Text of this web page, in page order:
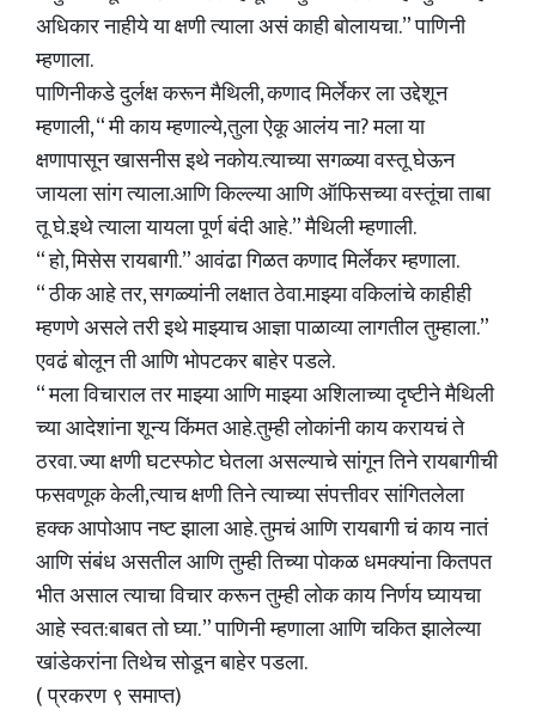
अधिकार नाहीये या क्षणी त्याला असं काही बोलायचा.” पाणिनी
म्हणाला.
पाणिनीकडे दुर्लक्ष करून मैथिली, कणाद मिर्लेकर ला उद्देशून
म्हणाली, “ मी काय म्हणाल्ये,तुला ऐकू आलंय ना? मला या
क्षणापासून खासनीस इथे नकोय.त्याच्या सगळ्या वस्तू घेऊन
जायला सांग त्याला.आणि किल्ल्या आणि ऑफिसच्या वस्तूंचा ताबा
तू घे.इथे त्याला यायला पूर्ण बंदी आहे.” मैथिली म्हणाली.
“ हो, मिसेस रायबागी.” आवंढा गिळत कणाद मिर्लेकर म्हणाला.
“ ठीक आहे तर, सगळ्यांनी लक्षात ठेवा.माझ्या वकिलांचे काहीही
म्हणणे असले तरी इथे माझ्याच आज्ञा पाळाव्या लागतील तुम्हाला.”
एवढं बोलून ती आणि भोपटकर बाहेर पडले.
“ मला विचाराल तर माझ्या आणि माझ्या अशिलाच्या दृष्टीने मैथिली
च्या आदेशांना शून्य किंमत आहे.तुम्ही लोकांनी काय करायचं ते
ठरवा. ज्या क्षणी घटस्फोट घेतला असल्याचे सांगून तिने रायबागीची
फसवणूक केली,त्याच क्षणी तिने त्याच्या संपत्तीवर सांगितलेला
हक्क आपोआप नष्ट झाला आहे. तुमचं आणि रायबागी चं काय नातं
आणि संबंध असतील आणि तुम्ही तिच्या पोकळ धमक्यांना कितपत
भीत असाल त्याचा विचार करून तुम्ही लोक काय निर्णय घ्यायचा
आहे स्वत:बाबत तो घ्या. ” पाणिनी म्हणाला आणि चकित झालेल्या
खांडेकरांना तिथेच सोडून बाहेर पडला.
( प्रकरण ९ समाप्त)